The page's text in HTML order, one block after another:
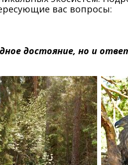
вас вопросы:
достояние, но и